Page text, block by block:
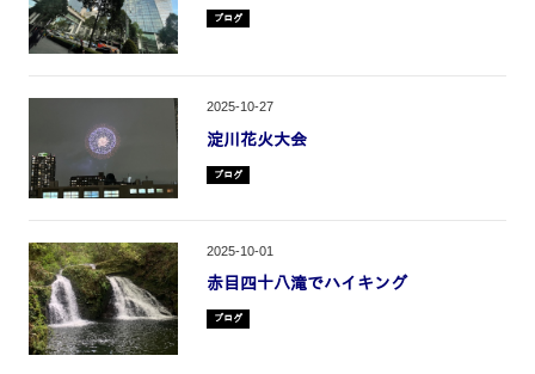
ブログ
2025-10-27
淀川花火大会
ブログ
2025-10-01
赤目四十八滝でハイキング
ブログ